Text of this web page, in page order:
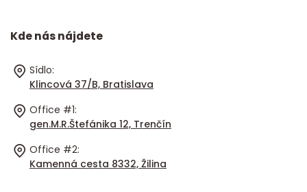
Kde nás nájdete
Sídlo:
Klincová 37/B, Bratislava
Office #1:
gen.M.R.Štefánika 12, Trenčín
Office #2:
Kamenná cesta 8332, Žilina